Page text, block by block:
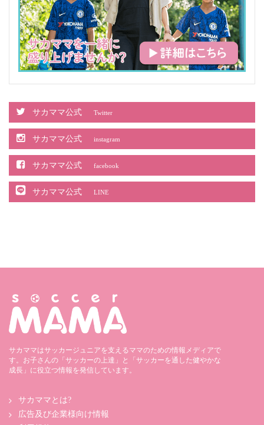
サカママ公式 Twitter
サカママ公式 instagram
サカママ公式 facebook
サカママ公式 LINE
サカママはサッカージュニアを支えるママのための情報メディアで
す。お子さんの「サッカーの上達」と「サッカーを通した健やかな
成長」に役立つ情報を発信しています。
サカママとは?
広告及び企業様向け情報